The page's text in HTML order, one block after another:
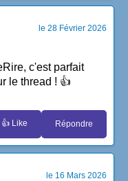
le 28 Février 2026
c'est parfait
le thread ! 👍
👍 Like Répondre
le 16 Mars 2026